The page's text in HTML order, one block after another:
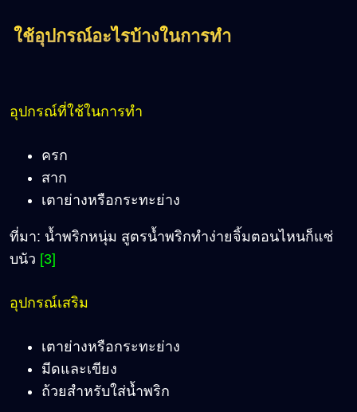
ใช้อุปกรณ์อะไรบ้างในการทำ
อุปกรณ์ที่ใช้ในการทำ
ครก
สาก
เตาย่างหรือกระทะย่าง
ที่มา: น้ำพริกหนุ่ม สูตรน้ำพริกทำง่ายจิ้มตอนไหนก็แซ่
บนัว [3]
อุปกรณ์เสริม
เตาย่างหรือกระทะย่าง
มีดและเขียง
ถ้วยสำหรับใส่น้ำพริก